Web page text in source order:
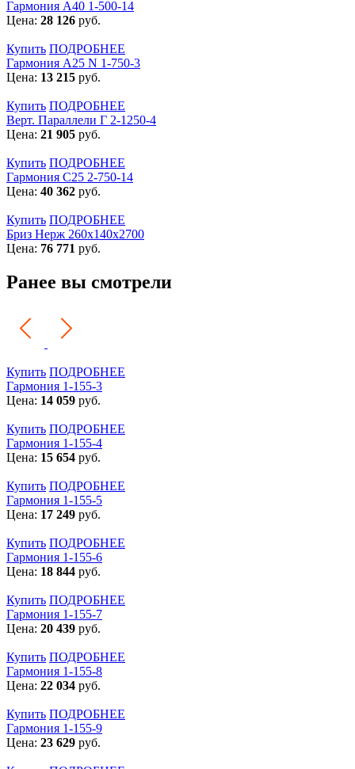
Гармония А40 1-500-14
Цена: 28 126 руб.
Купить ПОДРОБНЕЕ
Гармония А25 N 1-750-3
Цена: 13 215 руб.
Купить ПОДРОБНЕЕ
Верт. Параллели Г 2-1250-4
Цена: 21 905 руб.
Купить ПОДРОБНЕЕ
Гармония С25 2-750-14
Цена: 40 362 руб.
Купить ПОДРОБНЕЕ
Бриз Нерж 260х140х2700
Цена: 76 771 руб.
Ранее вы смотрели
Купить ПОДРОБНЕЕ
Гармония 1-155-3
Цена: 14 059 руб.
Купить ПОДРОБНЕЕ
Гармония 1-155-4
Цена: 15 654 руб.
Купить ПОДРОБНЕЕ
Гармония 1-155-5
Цена: 17 249 руб.
Купить ПОДРОБНЕЕ
Гармония 1-155-6
Цена: 18 844 руб.
Купить ПОДРОБНЕЕ
Гармония 1-155-7
Цена: 20 439 руб.
Купить ПОДРОБНЕЕ
Гармония 1-155-8
Цена: 22 034 руб.
Купить ПОДРОБНЕЕ
Гармония 1-155-9
Цена: 23 629 руб.